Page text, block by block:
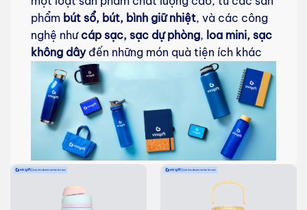
phẩm bút sổ, bút, bình giữ nhiệt, và các công
nghệ nhưcáp sạc, sạc dự phòng, loa mini, sạc
không dâyđến những món quà tiện ích khác